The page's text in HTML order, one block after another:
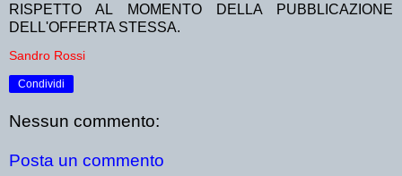
RISPETTO AL MOMENTO DELLA PUBBLICAZIONE
DELL'OFFERTA STESSA.
Sandro Rossi
Condividi
Nessun commento:
Posta un commento